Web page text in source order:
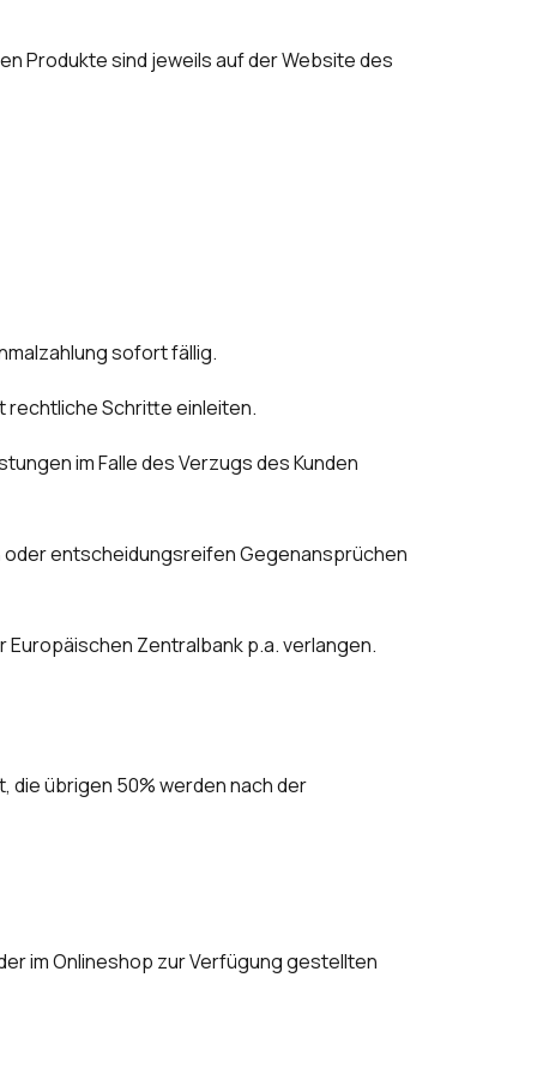
Produkte sind jeweils auf der Website des
sofort fällig.
rechtliche Schritte einleiten.
im Falle des Verzugs des Kunden
entscheidungsreifen Gegenansprüchen
Zentralbank p.a. verlangen.
übrigen 50% werden nach der
im Onlineshop zur Verfügung gestellten